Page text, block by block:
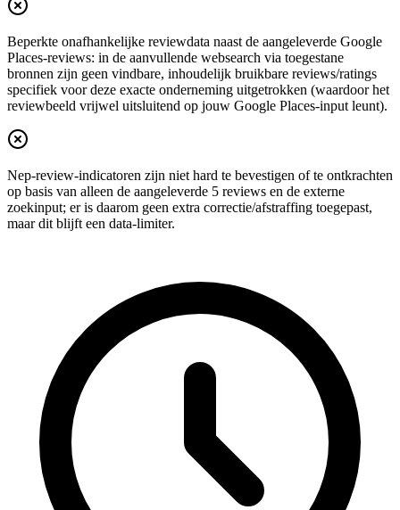
Beperkte onafhankelijke reviewdata naast de aangeleverde Google
Places-reviews: in de aanvullende websearch via toegestane
bronnen zijn geen vindbare, inhoudelijk bruikbare reviews/ratings
specifiek voor deze exacte onderneming uitgetrokken (waardoor het
reviewbeeld vrijwel uitsluitend op jouw Google Places-input leunt).
Nep-review-indicatoren zijn niet hard te bevestigen of te ontkrachten
op basis van alleen de aangeleverde 5 reviews en de externe
zoekinput; er is daarom geen extra correctie/afstraffing toegepast,
maar dit blijft een data-limiter.